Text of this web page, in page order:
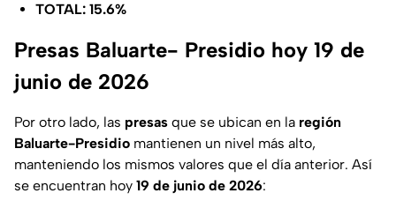
TOTAL: 15.6%
Presas Baluarte- Presidio hoy 19 de
junio de 2026
Por otro lado, las presas que se ubican en la región
Baluarte-Presidio mantienen un nivel más alto,
manteniendo los mismos valores que el día anterior. Así
se encuentran hoy 19 de junio de 2026: